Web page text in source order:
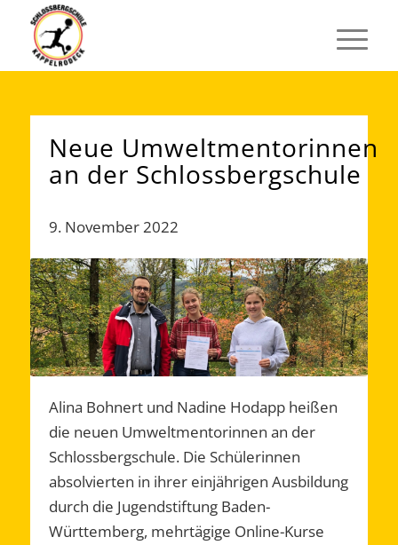
Neue Umweltmentorinnen
an der Schlossbergschule
9. November 2022
Alina Bohnert und Nadine Hodapp heißen
die neuen Umweltmentorinnen an der
Schlossbergschule. Die Schülerinnen
absolvierten in ihrer einjährigen Ausbildung
durch die Jugendstiftung Baden-
Württemberg, mehrtägige Online-Kurse